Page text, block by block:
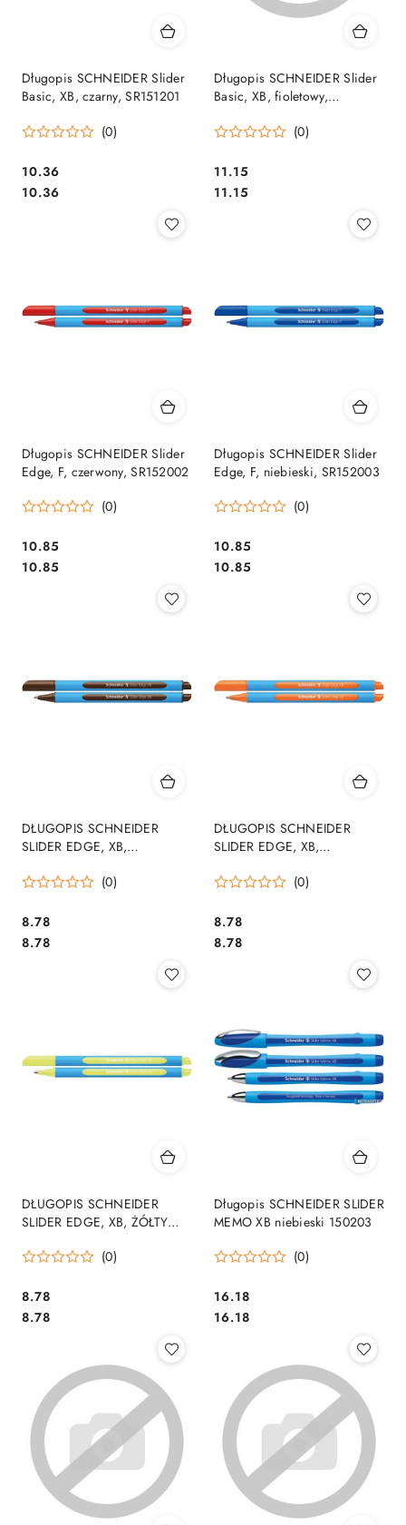
Długopis SCHNEIDER Slider
Basic, XB, czarny, SR151201
(0)
Cena:
10.36
Cena:
10.36
Długopis SCHNEIDER Slider
Basic, XB, fioletowy,
(0)
Cena:
11.15
Cena:
11.15
Długopis SCHNEIDER Slider
Edge, F, czerwony, SR152002
(0)
Cena:
10.85
Cena:
10.85
Długopis SCHNEIDER Slider
Edge, F, niebieski, SR152003
(0)
Cena:
10.85
Cena:
10.85
DŁUGOPIS SCHNEIDER
SLIDER EDGE, XB,
(0)
Cena:
8.78
Cena:
8.78
DŁUGOPIS SCHNEIDER
SLIDER EDGE, XB,
SR152206
(0)
Cena:
8.78
Cena:
8.78
DŁUGOPIS SCHNEIDER
SLIDER EDGE, XB, ŻÓŁTY
(0)
Cena:
8.78
Cena:
8.78
Długopis SCHNEIDER SLIDER
MEMO XB niebieski 150203
(0)
Cena:
16.18
Cena:
16.18